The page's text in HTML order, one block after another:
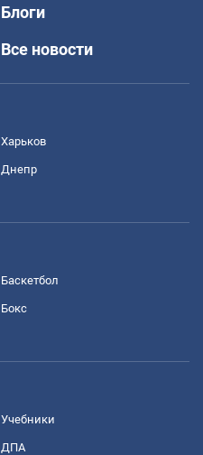
Блоги
Все новости
Харьков
Днепр
Баскетбол
Бокс
Учебники
ДПА